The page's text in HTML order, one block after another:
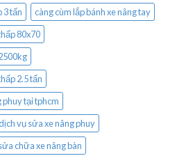
3 tấn
càng cùm lắp bánh xe nâng tay
80x70
2.5 tấn
phuy tại tphcm
vụ sửa xe nâng phuy
chữa xe nâng bàn